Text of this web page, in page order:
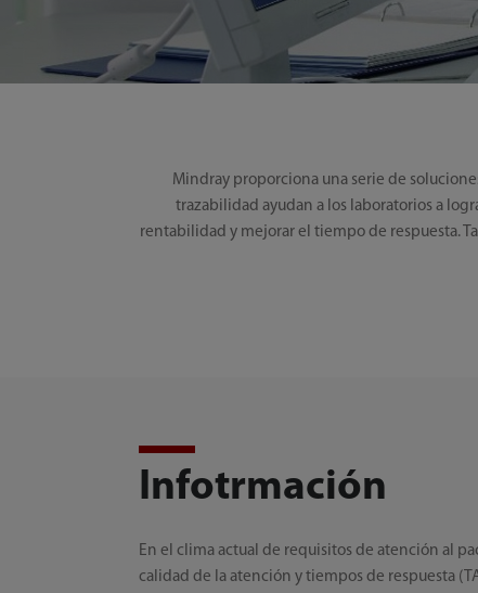
Mindray proporciona una serie de
trazabilidad ayudan a los laboratorios a
rentabilidad y mejorar el tiempo de respuesta.
Infotrmación
En el clima actual de requisitos de atención al
calidad de la atención y tiempos de respuesta